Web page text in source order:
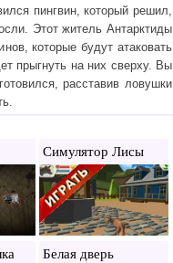
пингвин, который решил,
Этот житель Антарктиды
которые будут атаковать
прыгнуть на них сверху. Вы
расставив ловушки
Симулятор Лисы
Белая дверь